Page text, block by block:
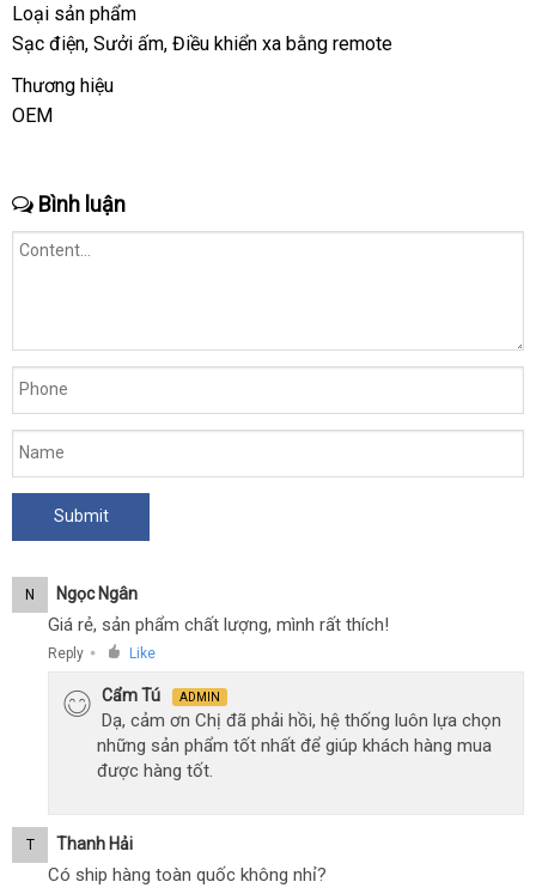
Loại sản phẩm
Sạc điệnxuất
khẩu
, Sưởi ấmthanh
, Điều khiển xa bằng remote
Thương hiệu
OEM
Bình luận
N Ngọc Ngân
Giá rẻ, sản phẩm chất lượng, mình rất thích!
Reply ● Like
Cẩm Tú ADMIN
Dạ, cảm ơn Chị đã phải hồi, hệ thống luôn lựa chọn
những sản phẩm tốt nhất để giúp khách hàng mua
được hàng tốt.
T Thanh Hải
Có ship hàng toàn quốc không nhỉ?